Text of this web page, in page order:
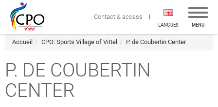
Contact & access
LANGUES
la
MENU
Accueil CPO: Sports Village of Vittel P. de Coubertin Center
P. DE COUBERTIN
CENTER